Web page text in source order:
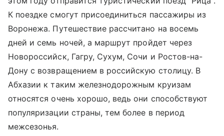
К поездке смогут присоединиться пассажиры из
Воронежа. Путешествие рассчитано на восемь
дней и семь ночей, а маршрут пройдет через
Новороссийск, Гагру, Сухум, Сочи и Ростов-на-
Дону с возвращением в российскую столицу. В
Абхазии к таким железнодорожным круизам
относятся очень хорошо, ведь они способствуют
популяризации страны, тем более в период
межсезонья.